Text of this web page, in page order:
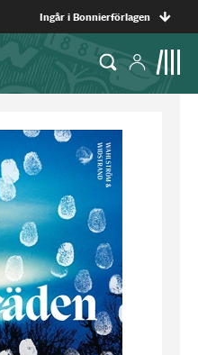
Ingår i Bonnierförlagen